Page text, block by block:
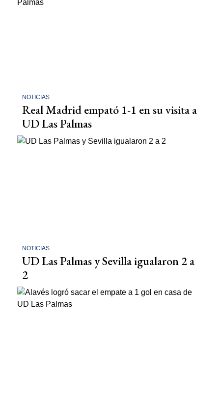
NOTICIAS
Real Madrid empató 1-1 en su visita a
UD Las Palmas
NOTICIAS
UD Las Palmas y Sevilla igualaron 2 a
2